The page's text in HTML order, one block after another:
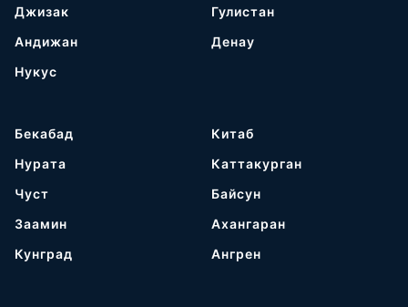
Джизак
Андижан
Нукус
Гулистан
Денау
Бекабад
Нурата
Чуст
Заамин
Кунград
Китаб
Каттакурган
Байсун
Ахангаран
Ангрен